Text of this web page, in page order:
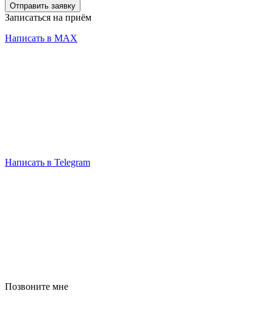
Отправить заявку
Записаться на приём
Написать в MAX
Написать в Telegram
Позвоните мне